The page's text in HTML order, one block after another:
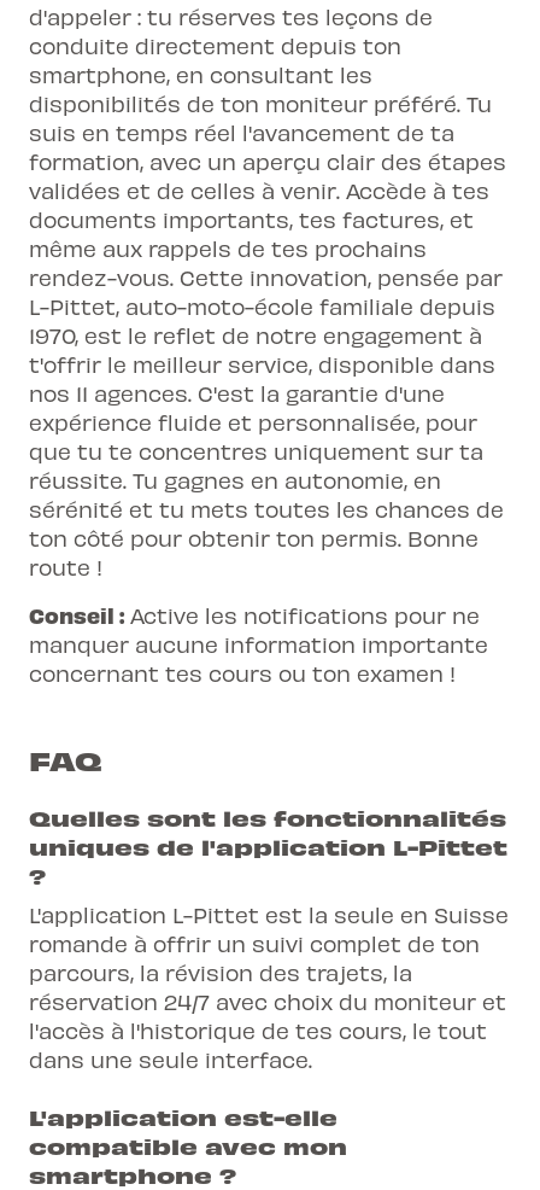
d'appeler : tu réserves tes leçons de
conduite directement depuis ton
smartphone, en consultant les
disponibilités de ton moniteur préféré. Tu
suis en temps réel l'avancement de ta
formation, avec un aperçu clair des étapes
validées et de celles à venir. Accède à tes
documents importants, tes factures, et
même aux rappels de tes prochains
rendez-vous. Cette innovation, pensée par
L-Pittet, auto-moto-école familiale depuis
1970, est le reflet de notre engagement à
t'offrir le meilleur service, disponible dans
nos 11 agences. C'est la garantie d'une
expérience fluide et personnalisée, pour
que tu te concentres uniquement sur ta
réussite. Tu gagnes en autonomie, en
sérénité et tu mets toutes les chances de
ton côté pour obtenir ton permis. Bonne
route !
Conseil : Active les notifications pour ne
manquer aucune information importante
concernant tes cours ou ton examen !
FAQ
Quelles sont les fonctionnalités
uniques de l'application L-Pittet
?
L'application L-Pittet est la seule en Suisse
romande à offrir un suivi complet de ton
parcours, la révision des trajets, la
réservation 24/7 avec choix du moniteur et
l'accès à l'historique de tes cours, le tout
dans une seule interface.
L'application est-elle
compatible avec mon
smartphone ?